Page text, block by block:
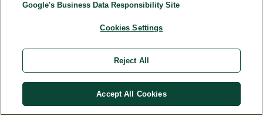
Clique no logotipo para mais detalhes
Google's Business Data Responsibility Site
Cookies Settings
Reject All
Accept All Cookies